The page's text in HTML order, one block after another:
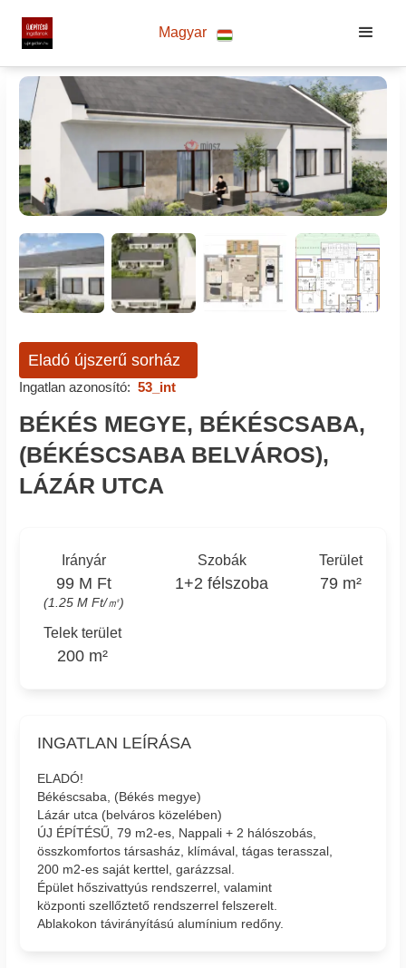
Magyar
Eladó újszerű sorház
Ingatlan azonosító: 53_int
BÉKÉS MEGYE, BÉKÉSCSABA,
(BÉKÉSCSABA BELVÁROS),
LÁZÁR UTCA
Irányár
99 M Ft
(1.25 M Ft/㎡)
Szobák
1+2 félszoba
Terület
79 m²
Telek terület
200 m²
INGATLAN LEÍRÁSA
ELADÓ!
Békéscsaba, (Békés megye)
Lázár utca (belváros közelében)
ÚJ ÉPÍTÉSŰ, 79 m2-es, Nappali + 2 hálószobás,
összkomfortos társasház, klímával, tágas terasszal,
200 m2-es saját kerttel, garázzsal.
Épület hőszivattyús rendszerrel, valamint
központi szellőztető rendszerrel felszerelt.
Ablakokon távirányítású alumínium redőny.